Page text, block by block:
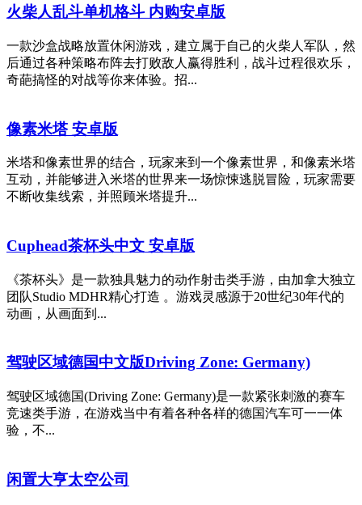
火柴人乱斗单机格斗 内购安卓版
一款沙盒战略放置休闲游戏，建立属于自己的火柴人军队，然
后通过各种策略布阵去打败敌人赢得胜利，战斗过程很欢乐，
奇葩搞怪的对战等你来体验。招...
像素米塔 安卓版
米塔和像素世界的结合，玩家来到一个像素世界，和像素米塔
互动，并能够进入米塔的世界来一场惊悚逃脱冒险，玩家需要
不断收集线索，并照顾米塔提升...
Cuphead茶杯头中文 安卓版
《茶杯头》是一款独具魅力的动作射击类手游，由加拿大独立
团队Studio MDHR精心打造 。游戏灵感源于20世纪30年代的
动画，从画面到...
驾驶区域德国中文版Driving Zone: Germany)
驾驶区域德国(Driving Zone: Germany)是一款紧张刺激的赛车
竞速类手游，在游戏当中有着各种各样的德国汽车可一一体
验，不...
闲置大亨太空公司